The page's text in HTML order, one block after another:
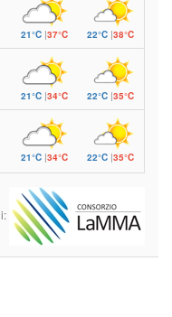
21°C|37°C 22°C |38°C
21°C|34°C 22°C |35°C
21°C|34°C 22°C |35°C